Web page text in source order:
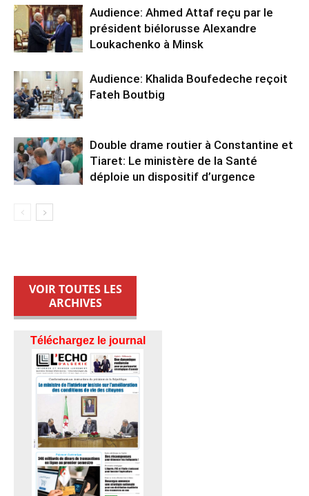
Audience: Ahmed Attaf reçu par le
président biélorusse Alexandre
Loukachenko à Minsk
Audience: Khalida Boufedeche reçoit
Fateh Boutbig
Double drame routier à Constantine et
Tiaret: Le ministère de la Santé
déploie un dispositif d’urgence
VOIR TOUTES LES
ARCHIVES